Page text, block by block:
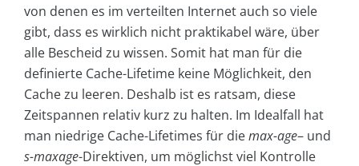
von denen es im verteilten Internet auch so viele
gibt, dass es wirklich nicht praktikabel wäre, über
alle Bescheid zu wissen. Somit hat man für die
definierte Cache-Lifetime keine Möglichkeit, den
Cache zu leeren. Deshalb ist es ratsam, diese
Zeitspannen relativ kurz zu halten. Im Idealfall hat
man niedrige Cache-Lifetimes für diemax-age– und
s-maxage-Direktiven, um möglichst viel Kontrolle